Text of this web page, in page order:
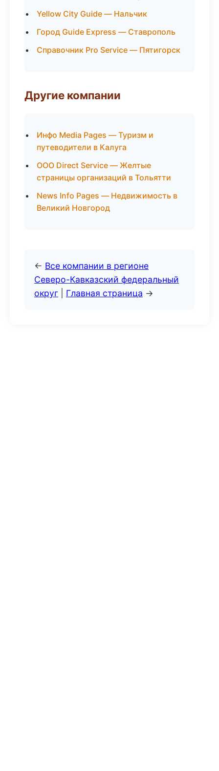
Yellow City Guide — Нальчик
Город Guide Express — Ставрополь
Справочник Pro Service — Пятигорск
Другие компании
Инфо Media Pages — Туризм и
путеводители в Калуга
ООО Direct Service — Желтые
страницы организаций в Тольятти
News Info Pages — Недвижимость в
Великий Новгород
← Все компании в регионе
Северо-Кавказский федеральный
округ
Главная страница →